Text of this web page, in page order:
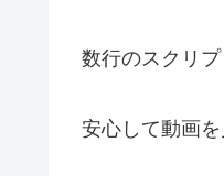
数行のスクリプ
安心して動画